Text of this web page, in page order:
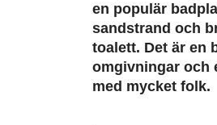
en populär
sandstrand och
toalett. Det är en
omgivningar och
med mycket folk.